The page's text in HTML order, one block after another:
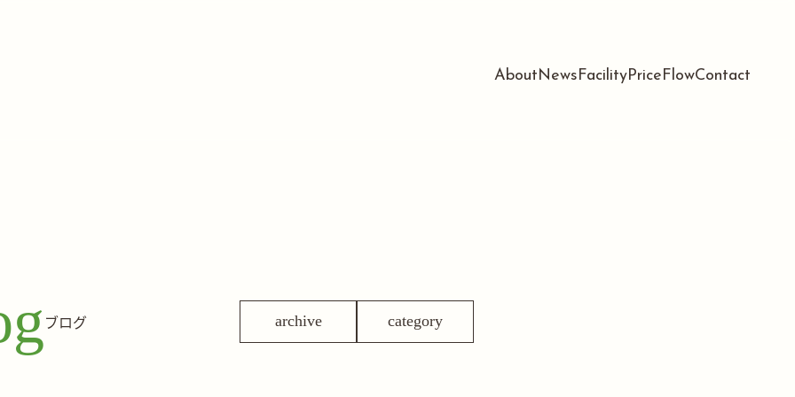
About News FacilityPrice FlowContact
ブログ archive category